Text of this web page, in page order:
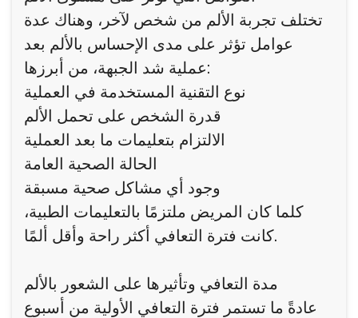
تختلف تجربة الألم من شخص لآخر، وهناك عدة
عوامل تؤثر على مدى الإحساس بالألم بعد
عملية شد الجبهة، من أبرزها:
نوع التقنية المستخدمة في العملية
قدرة الشخص على تحمل الألم
الالتزام بتعليمات ما بعد العملية
الحالة الصحية العامة
وجود أي مشاكل صحية مسبقة
كلما كان المريض ملتزمًا بالتعليمات الطبية،
كانت فترة التعافي أكثر راحة وأقل ألمًا.
مدة التعافي وتأثيرها على الشعور بالألم
عادةً ما تستمر فترة التعافي الأولية من أسبوع